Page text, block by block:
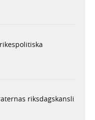
riksdagskansli